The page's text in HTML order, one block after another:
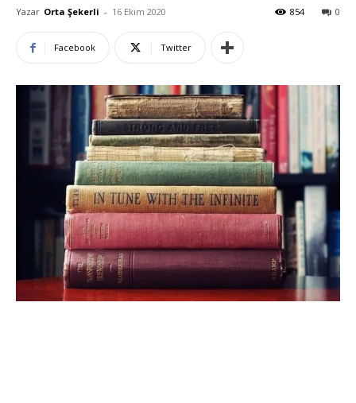
Yazar Orta Şekerli - 16 Ekim 2020 0
854
Facebook Twitter